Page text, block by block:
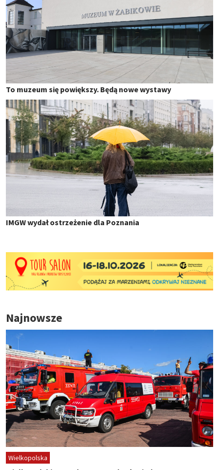
To muzeum się powiększy. Będą nowe wystawy
IMGW wydał ostrzeżenie dla Poznania
Najnowsze
Wielkopolska